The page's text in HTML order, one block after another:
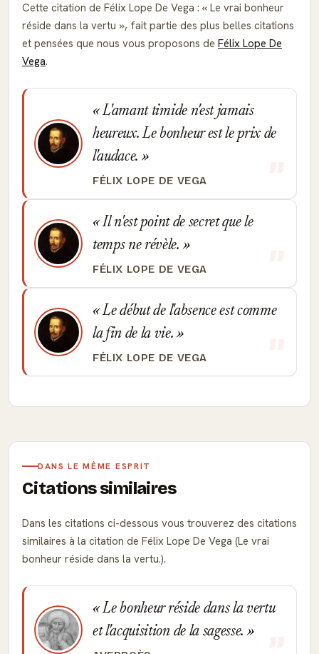
Cette citation de Félix Lope De Vega :
Le vrai bonheur
réside dans la vertu
, fait partie des plus belles citations
et pensées que nous vous proposons de Félix Lope De
Vega.
L'amant timide n'est jamais
heureux. Le bonheur est le prix de
l'audace.
FÉLIX LOPE DE VEGA
Il n'est point de secret que le
temps ne révèle.
FÉLIX LOPE DE VEGA
Le début de l'absence est comme
la fin de la vie.
FÉLIX LOPE DE VEGA
DANS LE MÊME ESPRIT
Citations similaires
Dans les citations ci-dessous vous trouverez des citations
similaires à la citation de Félix Lope De Vega (Le vrai
bonheur réside dans la vertu.).
Le bonheur réside dans la vertu
et l'acquisition de la sagesse.